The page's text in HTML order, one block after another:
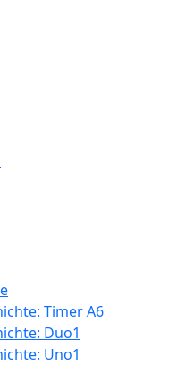
Timer A6
Duo1
Uno1